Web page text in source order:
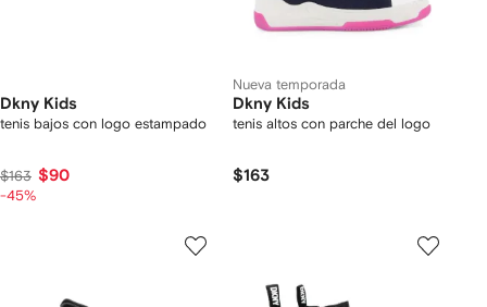
Dkny Kids
tenis bajos con logo estampado
$163 $90
-45%
Nueva temporada
Dkny Kids
tenis altos con parche del logo
$163